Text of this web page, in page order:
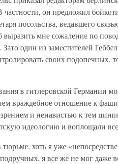
он предложил
посольства, ведавшего
мне сожаление по
один из заместителей
своих подопечных,
в гитлеровской Германии
враждебное отношение к
и ненавистью к тем
идеологию и воплощали все
хоть я уже
я все же не мог даже